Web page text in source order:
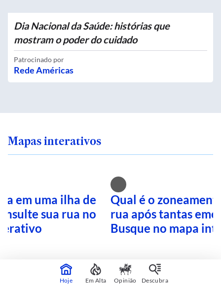
Dia Nacional da Saúde: histórias que
mostram o poder do cuidado
Patrocinado por
Rede Américas
Mapas interativos
em uma ilha de
sua rua no
Qual é o
rua após tantas
Busque no mapa
CONTINUA APÓS A PUBLICIDADE
Hoje Em Alta Opinião Descubra